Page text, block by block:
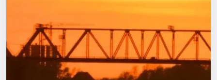
Артисты
Рейтинги